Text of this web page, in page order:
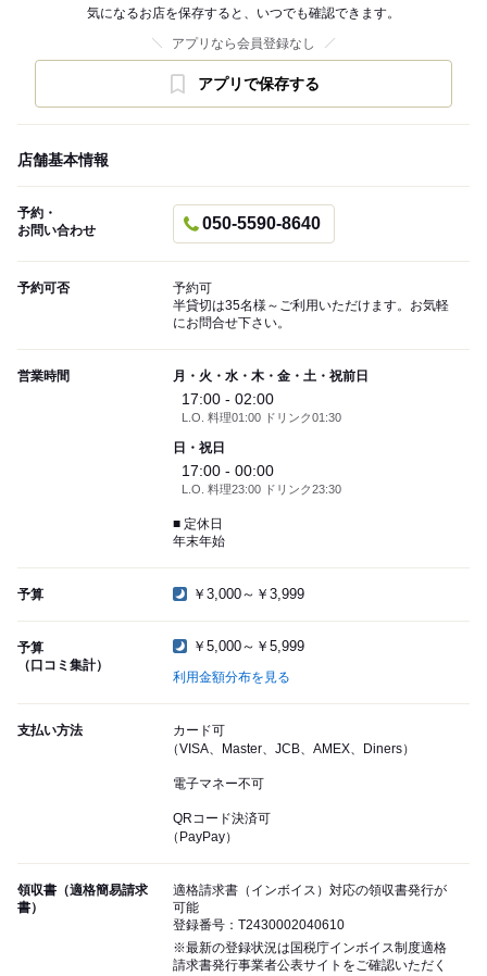
気になるお店を保存すると、いつでも確認できます。
アプリなら会員登録なし
アプリで保存する
店舗基本情報
予約・
お問い合わせ
050-5590-8640
予約可否
予約可
半貸切は35名様～ご利用いただけます。お気軽
にお問合せ下さい。
営業時間 月・火・水・木・金・土・祝前日
17:00 - 02:00
L.O. 料理01:00 ドリンク01:30
日・祝日
17:00 - 00:00
L.O. 料理23:00 ドリンク23:30
■ 定休日
年末年始
予算 ￥3,000～￥3,999
予算
（口コミ集計）
￥5,000～￥5,999
利用金額分布を見る
支払い方法
カード可
（VISA、Master、JCB、AMEX、Diners）
電子マネー不可
QRコード決済可
（PayPay）
領収書（適格簡易請求
書）
適格請求書（インボイス）対応の領収書発行が
可能
登録番号：T2430002040610
※最新の登録状況は国税庁インボイス制度適格
請求書発行事業者公表サイトをご確認いただく